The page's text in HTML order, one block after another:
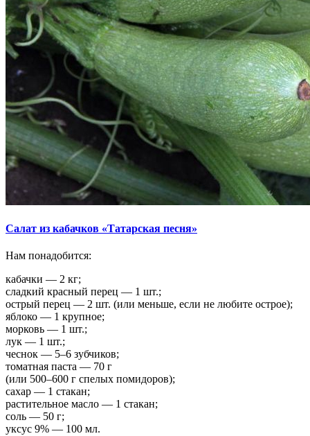
Салат из кабачков «Татарская песня»
Нам понадобится:
кабачки — 2 кг;
сладкий красный перец — 1 шт.;
острый перец — 2 шт. (или меньше, если не любите острое);
яблоко — 1 крупное;
морковь — 1 шт.;
лук — 1 шт.;
чеснок — 5–6 зубчиков;
томатная паста — 70 г
(или 500–600 г спелых помидоров);
сахар — 1 стакан;
растительное масло — 1 стакан;
соль — 50 г;
уксус 9% — 100 мл.